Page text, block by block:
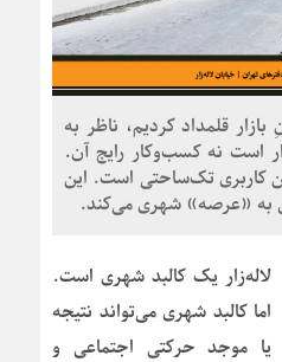
بازار قلمداد کردیم، ناظر به
است نه کسب‌وکار رایج آن.
کاربری تک‌ساحتی است. این
به «عرصه» شهری می‌کند.
لاله‌زار یک کالبد شهری است.
اما کالبد شهری می‌تواند نتیجه
یا موجد حرکتی اجتماعی و